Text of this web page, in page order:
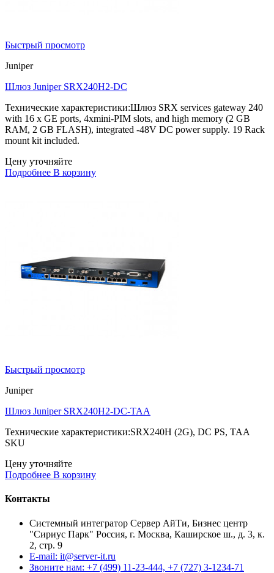
Быстрый просмотр
Juniper
Шлюз Juniper SRX240H2-DC
Технические характеристики:Шлюз SRX services gateway 240
with 16 x GE ports, 4xmini-PIM slots, and high memory (2 GB
RAM, 2 GB FLASH), integrated -48V DC power supply. 19 Rack
mount kit included.
Цену уточняйте
Подробнее В корзину
Быстрый просмотр
Juniper
Шлюз Juniper SRX240H2-DC-TAA
Технические характеристики:SRX240H (2G), DC PS, TAA
SKU
Цену уточняйте
Подробнее В корзину
Контакты
Системный интегратор Сервер АйТи, Бизнес центр
"Сириус Парк" Россия, г. Москва, Каширское ш., д. 3, к.
2, стр. 9
E-mail: it@server-it.ru
Звоните нам: +7 (499) 11-23-444, +7 (727) 3-1234-71